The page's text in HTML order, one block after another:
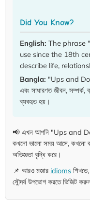
Did You Know?
English: The phrase
use since the 18th
describe life,
Bangla: "Ups and
এবং সাধারণত জীবন, সম্পর্ক,
ব্যবহৃত হয়।
📢 এখন আপনি "Ups and
কখনো ভালো সময় আসে, কখনো
অভিজ্ঞতা বৃদ্ধি করে।
📌 আরও মজার idioms
সৌন্দর্য উপভোগ করতে ভিজিট